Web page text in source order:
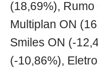
(18,69%),
Multiplan ON
Smiles ON (-
(-10,86%),